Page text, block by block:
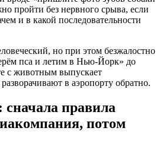
пройти без нервного срыва, если
и в какой последовательности
но при этом безжалостно
пса и летим в Нью-Йорк» до
с животным выпускает
в аэропорту обратно.
правила
потом